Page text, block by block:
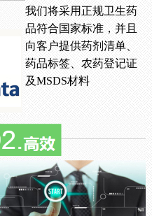
我们将采用正规卫生药
品符合国家标准，并且
向客户提供药剂清单、
药品标签、农药登记证
及MSDS材料